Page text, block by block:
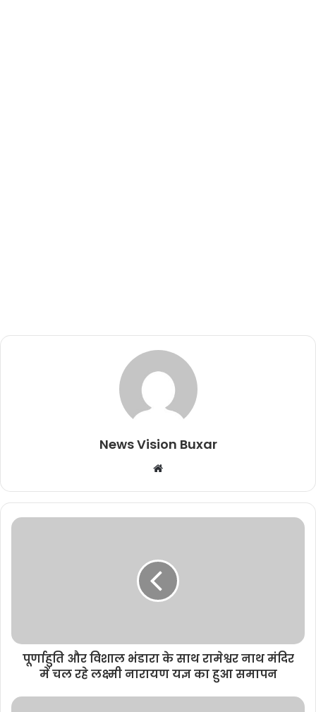
News Vision Buxar
b
s
e
पूर्णाहुति और विशाल भंडारा के साथ रामेश्वर नाथ मंदिर
में चल रहे लक्ष्मी नारायण यज्ञ का हुआ समापन